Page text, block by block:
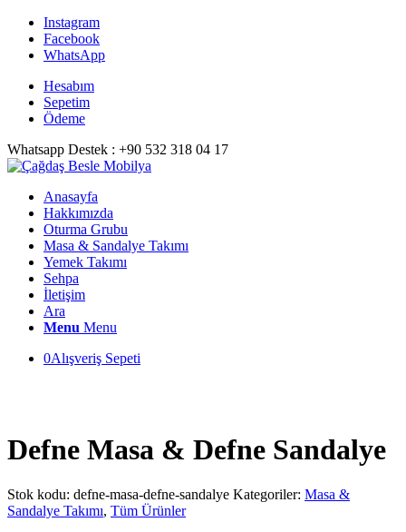
Instagram
Facebook
WhatsApp
Hesabım
Sepetim
Ödeme
Whatsapp Destek : +90 532 318 04 17
Anasayfa
Hakkımızda
Oturma Grubu
Masa & Sandalye Takımı
Yemek Takımı
Sehpa
İletişim
Ara
Menu Menu
0Alışveriş Sepeti
Defne Masa & Defne Sandalye
Stok kodu: defne-masa-defne-sandalye Kategoriler: Masa &
Sandalye Takımı, Tüm Ürünler